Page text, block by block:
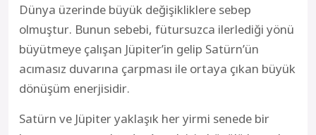
Dünya üzerinde büyük değişikliklere sebep
olmuştur. Bunun sebebi, fütursuzca ilerlediği yönü
büyütmeye çalışan Jüpiter’in gelip Satürn’ün
acımasız duvarına çarpması ile ortaya çıkan büyük
dönüşüm enerjisidir.
Satürn ve Jüpiter yaklaşık her yirmi senede bir